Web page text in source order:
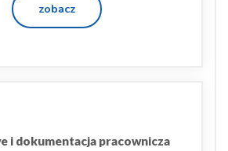
zobacz
i dokumentacja pracownicza